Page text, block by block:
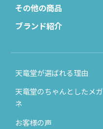
その他の商品
ブランド紹介
天竜堂が選ばれる理由
天竜堂のちゃんとしたメガ
ネ
お客様の声